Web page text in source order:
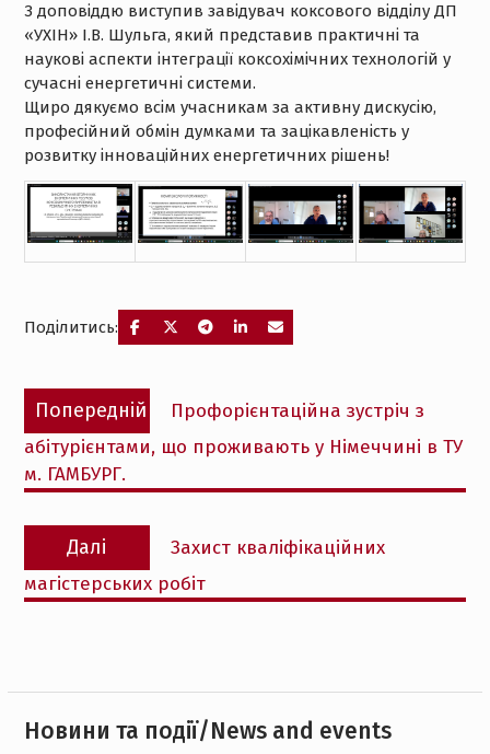
З доповіддю виступив завідувач коксового відділу ДП
«УХІН» І.В. Шульга, який представив практичні та
наукові аспекти інтеграції коксохімічних технологій у
сучасні енергетичні системи.
Щиро дякуємо всім учасникам за активну дискусію,
професійний обмін думками та зацікавленість у
розвитку інноваційних енергетичних рішень!
Поділитись:
Навігація
записів
Попередній
Попередній
запис:
Профорієнтаційна зустріч з
абітурієнтами, що проживають у Німеччині в ТУ
м. ГАМБУРГ.
Далі
запис:
Захист кваліфікаційних
магістерських робіт
Новини та події/News and events